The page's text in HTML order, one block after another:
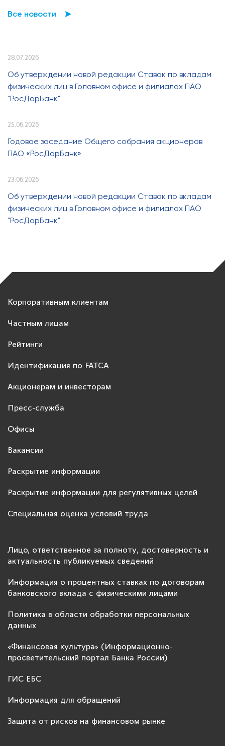
Все новости
28.07.2026
Об утверждении новой редакции Ставок по вкладам
физических лиц в Головном офисе и филиалах ПАО
"РосДорБанк"
25.06.2026
Годовое заседание Общего собрания акционеров
ПАО «РосДорБанк»
23.06.2026
Об утверждении новой редакции Ставок по вкладам
физических лиц в Головном офисе и филиалах ПАО
"РосДорБанк"
Корпоративным клиентам
Частным лицам
Рейтинги
Идентификация по FATCA
Акционерам и инвесторам
Пресс-служба
Офисы
Вакансии
Раскрытие информации
Раскрытие информации для регулятивных целей
Специальная оценка условий труда
Лицо, ответственное за полноту, достоверность и
актуальность публикуемых сведений
Информация о процентных ставках по договорам
банковского вклада с физическими лицами
Политика в области обработки персональных
данных
«Финансовая культура» (Информационно-
просветительский портал Банка России)
ГИС ЕБС
Информация для обращений
Защита от рисков на финансовом рынке